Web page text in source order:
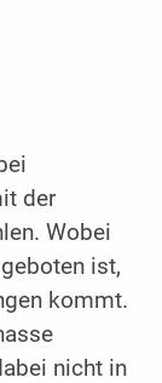
der
Wobei
ist,
kommt.
nicht in